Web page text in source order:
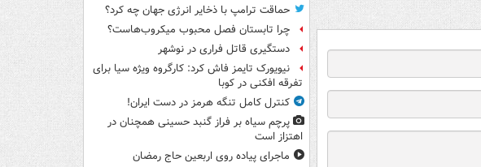
حماقت ترامپ با ذخایر انرژی جهان چه کرد؟
چرا تابستان فصل محبوب میکروب‌هاست؟
دستگیری قاتل فراری در نوشهر
نیویورک تایمز فاش کرد: کارگروه ویژه سیا برای
تفرقه افکنی در کوبا
کنترل کامل تنگه هرمز در دست ایران!
پرچم سیاه بر فراز گنبد حسینی همچنان در
اهتزاز است
ماجرای پیاده روی اربعین حاج رمضان